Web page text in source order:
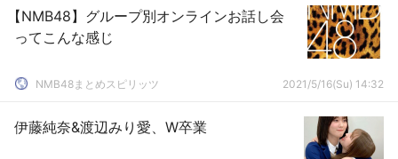
【NMB48】グループ別オンラインお話し会
ってこんな感じ
NMB48まとめスピリッツ 2021/5/16(Su) 14:32
伊藤純奈&渡辺みり愛、W卒業